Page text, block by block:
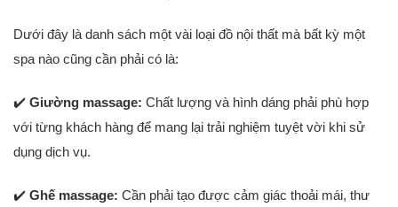
Dưới đây là danh sách một vài loại đồ nội thất mà bất kỳ một
spa nào cũng cần phải có là:
✔ Giường massage: Chất lượng và hình dáng phải phù hợp
với từng khách hàng để mang lại trải nghiệm tuyệt vời khi sử
dụng dịch vụ.
✔ Ghế massage: Cần phải tạo được cảm giác thoải mái, thư